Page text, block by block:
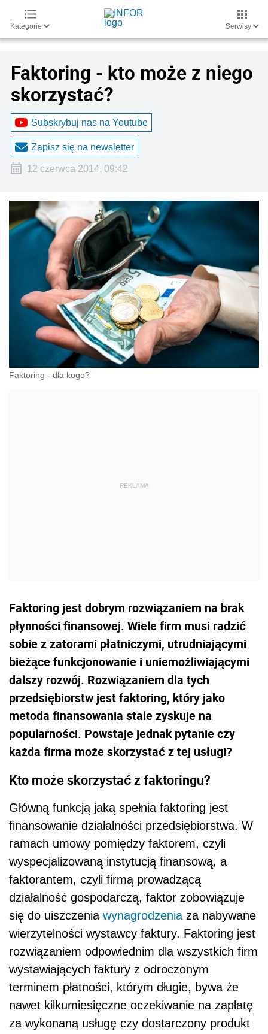
Kategorie Serwisy
Faktoring - kto może z niego
skorzystać?
Subskrybuj nas na Youtube
Zapisz się na newsletter
12 czerwca 2014, 09:42
Faktoring - dla kogo?
Faktoring jest dobrym rozwiązaniem na brak
płynności finansowej. Wiele firm musi radzić
sobie z zatorami płatniczymi, utrudniającymi
bieżące funkcjonowanie i uniemożliwiającymi
dalszy rozwój. Rozwiązaniem dla tych
przedsiębiorstw jest faktoring, który jako
metoda finansowania stale zyskuje na
popularności. Powstaje jednak pytanie czy
każda firma może skorzystać z tej usługi?
Kto może skorzystać z faktoringu?
Główną funkcją jaką spełnia faktoring jest
finansowanie działalności przedsiębiorstwa. W
ramach umowy pomiędzy faktorem, czyli
wyspecjalizowaną instytucją finansową, a
faktorantem, czyli firmą prowadzącą
działalność gospodarczą, faktor zobowiązuje
się do uiszczenia wynagrodzenia za nabywane
wierzytelności wystawcy faktury. Faktoring jest
rozwiązaniem odpowiednim dla wszystkich firm
wystawiających faktury z odroczonym
terminem płatności, którym długie, bywa że
nawet kilkumiesięczne oczekiwanie na zapłatę
za wykonaną usługę czy dostarczony produkt